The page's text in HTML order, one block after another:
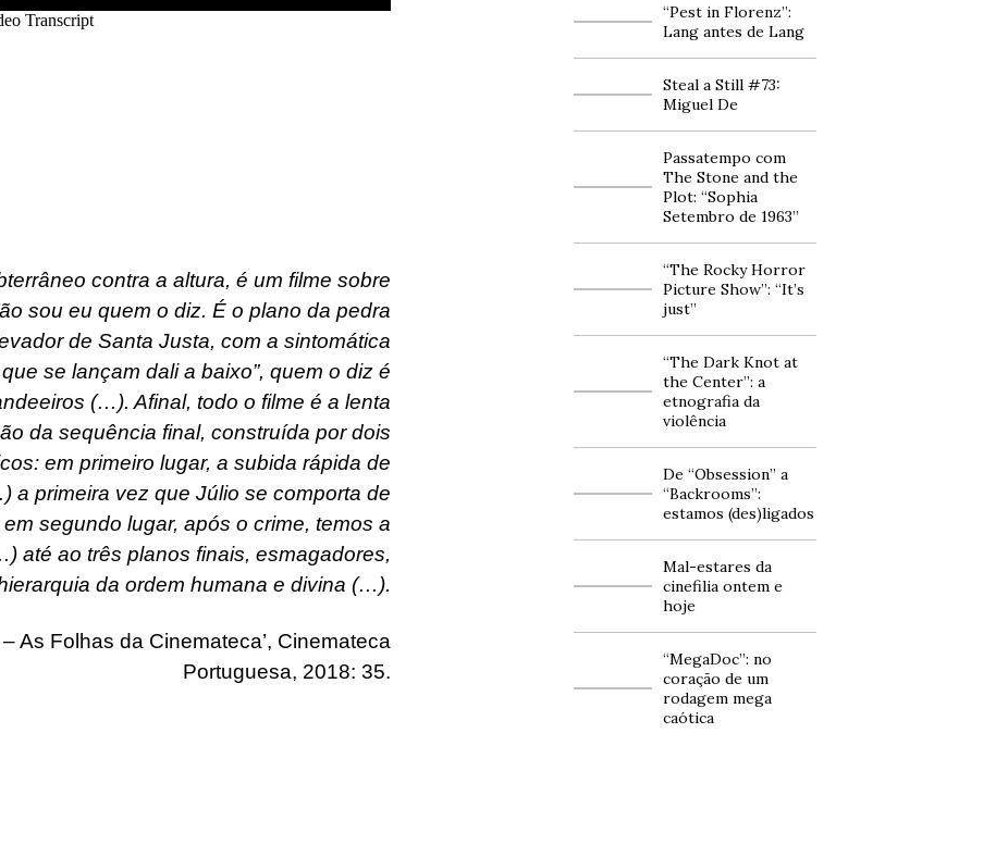
contra a altura, é um filme sobre
sou eu quem o diz. É o plano da pedra
de Santa Justa, com a sintomática
se lançam dali a baixo”, quem o diz é
(…). Afinal, todo o filme é a lenta
da sequência final, construída por dois
em primeiro lugar, a subida rápida de
a primeira vez que Júlio se comporta de
segundo lugar, após o crime, temos a
até ao três planos finais, esmagadores,
da ordem humana e divina (…).
As Folhas da Cinemateca’, Cinemateca
Portuguesa, 2018: 35.
“Pest in Florenz”:
Lang antes de Lang
Steal a Still #73:
Miguel De
Passatempo com
The Stone and the
Plot: “Sophia
Setembro de 1963”
“The Rocky Horror
Picture Show”: “It’s
just”
“The Dark Knot at
the Center”: a
etnografia da
violência
De “Obsession” a
“Backrooms”:
estamos (des)ligados
Mal-estares da
cinefilia ontem e
hoje
“MegaDoc”: no
coração de um
rodagem mega
caótica